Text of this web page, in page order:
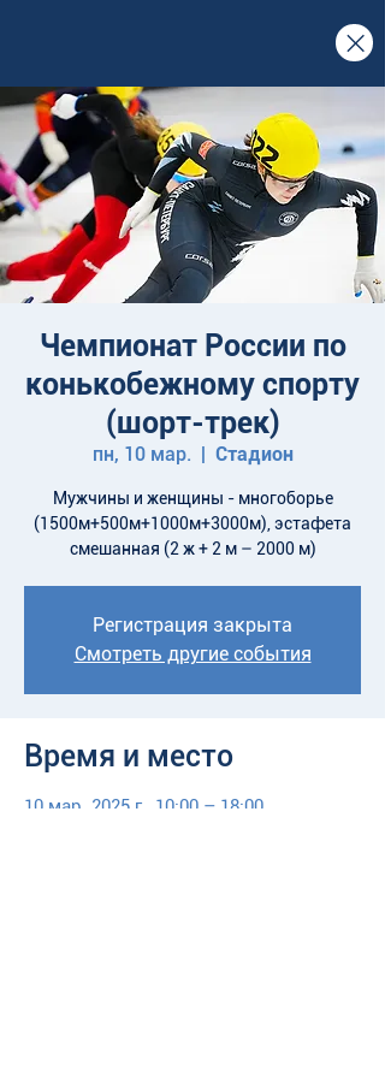
Чемпионат России по
конькобежному спорту
(шорт-трек)
пн, 10 мар.
  |
Стадион
Мужчины и женщины - многоборье
(1500м+500м+1000м+3000м), эстафета
смешанная (2 ж + 2 м – 2000 м)
Регистрация закрыта
Смотреть другие события
Время и место
10 мар. 2025 г., 10:00 – 18:00